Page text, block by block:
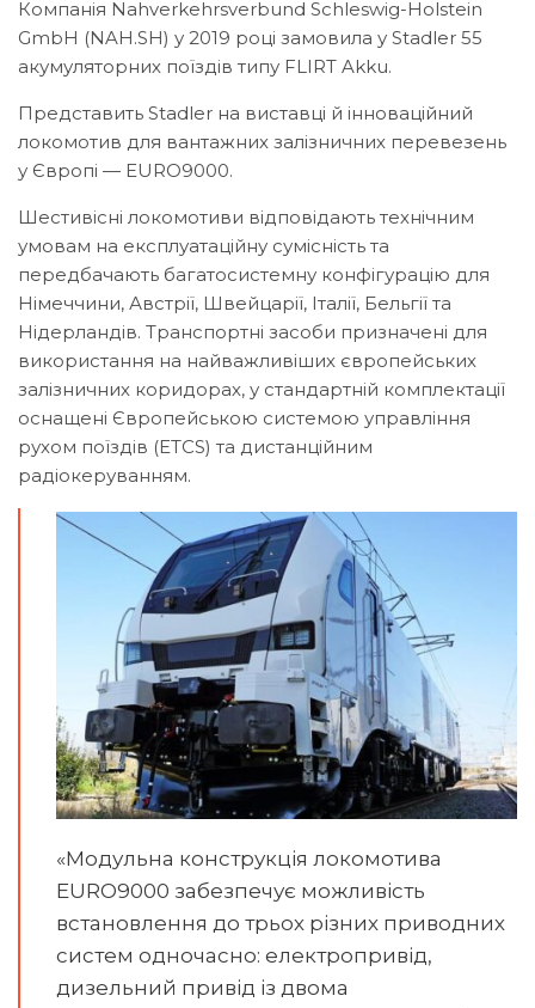
Компанія Nahverkehrsverbund Schleswig-Holstein
GmbH (NAH.SH) у 2019 році замовила у Stadler 55
акумуляторних поїздів типу FLIRT Akku.
Представить Stadler на виставці й інноваційний
локомотив для вантажних залізничних перевезень
у Європі — EURO9000.
Шестивісні локомотиви відповідають технічним
умовам на експлуатаційну сумісність та
передбачають багатосистемну конфігурацію для
Німеччини, Австрії, Швейцарії, Італії, Бельгії та
Нідерландів. Транспортні засоби призначені для
використання на найважливіших європейських
залізничних коридорах, у стандартній комплектації
оснащені Європейською системою управління
рухом поїздів (ETCS) та дистанційним
радіокеруванням.
«Модульна конструкція локомотива
EURO9000 забезпечує можливість
встановлення до трьох різних приводних
систем одночасно: електропривід,
дизельний привід із двома